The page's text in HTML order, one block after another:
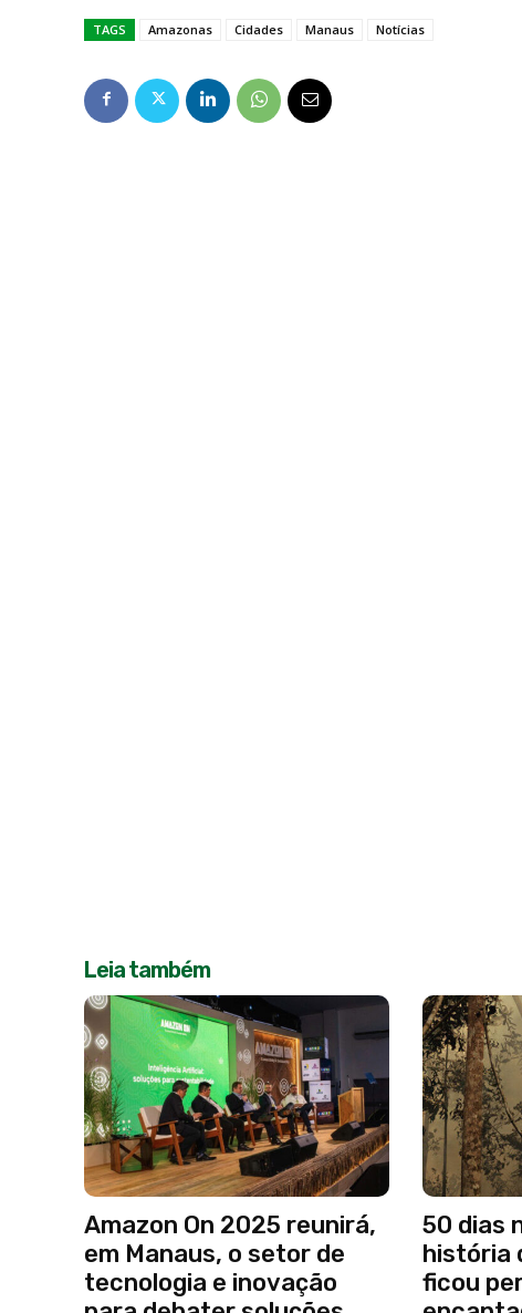
TAGS Amazonas Cidades Manaus Notícias
Leia também
Amazon On 2025 reunirá,
em Manaus, o setor de
tecnologia e inovação
50 dias
história
ficou